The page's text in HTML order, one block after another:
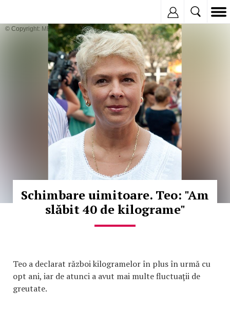
© Copyright: MEDIAFAX
Schimbare uimitoare. Teo: "Am
slăbit 40 de kilograme"
Teo a declarat război kilogramelor în plus în urmă cu
opt ani, iar de atunci a avut mai multe fluctuaţii de
greutate.